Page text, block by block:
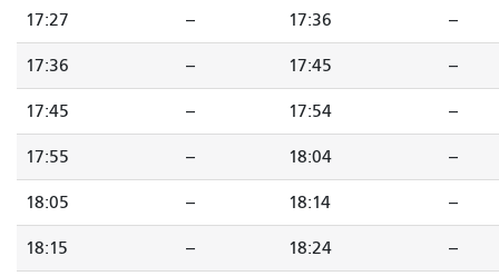
17:27 -- 17:36 --
17:36 -- 17:45 --
17:45 -- 17:54 --
17:55 -- 18:04 --
18:05 -- 18:14 --
18:15 -- 18:24 --